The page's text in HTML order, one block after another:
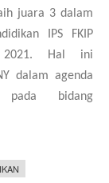
juara 3 dalam
IPS FKIP
2021. Hal ini
dalam agenda
pada bidang